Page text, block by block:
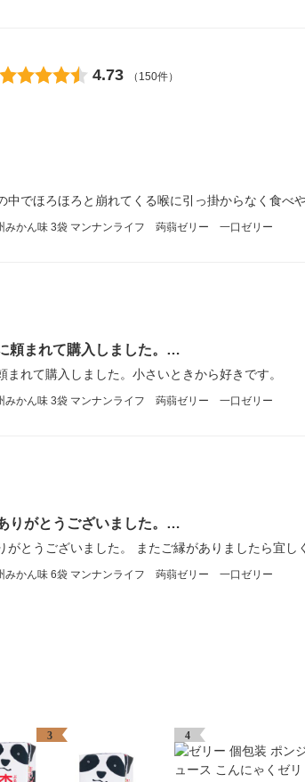
4.73 （150件）
中でほろほろと崩れてくる喉に引っ掛からなく食べ
みかん味 3袋 マンナンライフ 蒟蒻ゼリー 一口ゼリー
頼まれて購入しました。…
まれて購入しました。小さいときから好きです。
みかん味 3袋 マンナンライフ 蒟蒻ゼリー 一口ゼリー
りがとうございました。…
がとうございました。 またご縁がありましたら宜し
みかん味 6袋 マンナンライフ 蒟蒻ゼリー 一口ゼリー
3 4